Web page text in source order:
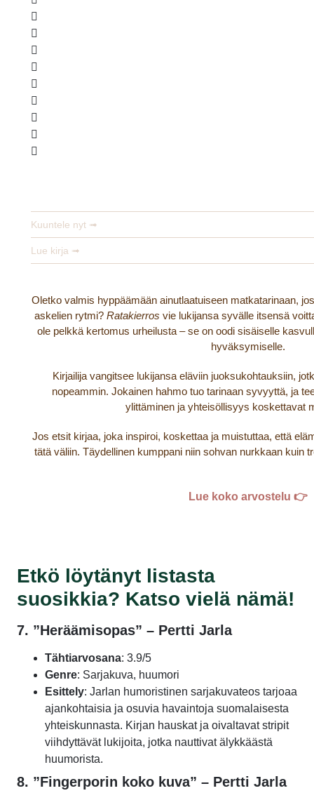
Kuuntele nyt ➟
Lue kirja ➟
Oletko valmis hyppäämään ainutlaatuiseen matkatarinaan,
askelien rytmi? Ratakierros vie lukijansa syvälle itsensä
ole pelkkä kertomus urheilusta – se on oodi sisäiselle
hyväksymiselle.
Kirjailija vangitsee lukijansa eläviin juoksukohtauksiin,
nopeammin. Jokainen hahmo tuo tarinaan syvyyttä, ja
ylittäminen ja yhteisöllisyys koskettavat
Jos etsit kirjaa, joka inspiroi, koskettaa ja muistuttaa, että
tätä väliin. Täydellinen kumppani niin sohvan nurkkaan kuin
Lue koko arvostelu 👉
Etkö löytänyt listasta
suosikkia? Katso vielä nämä!
7. ”Heräämisopas” – Pertti Jarla
Tähtiarvosana: 3.9/5
Genre: Sarjakuva, huumori
Esittely: Jarlan humoristinen sarjakuvateos tarjoaa
ajankohtaisia ja osuvia havaintoja suomalaisesta
yhteiskunnasta. Kirjan hauskat ja oivaltavat stripit
viihdyttävät lukijoita, jotka nauttivat älykkäästä
huumorista.
8. ”Fingerporin koko kuva” – Pertti Jarla